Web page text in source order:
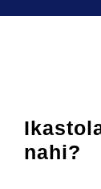
nahi?